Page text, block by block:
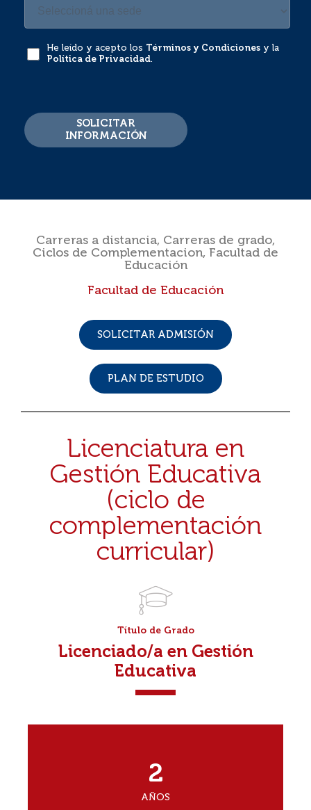
He leído y acepto los Términos y Condiciones y la
Política de Privacidad.
SOLICITAR
INFORMACIÓN
Carreras a distancia, Carreras de grado,
Ciclos de Complementacion, Facultad de
Educación
Facultad de Educación
SOLICITAR ADMISIÓN
PLAN DE ESTUDIO
Licenciatura en
Gestión Educativa
(ciclo de
complementación
curricular)
Título de Grado
Licenciado/a en Gestión
Educativa
2
AÑOS